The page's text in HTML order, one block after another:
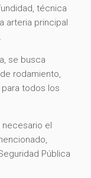
técnica
arteria principal
se busca
rodamiento,
todos los
el
Pública